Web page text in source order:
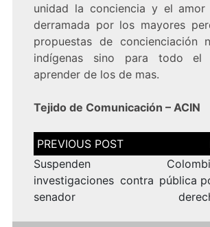
unidad la conciencia y el
derramada por los mayores
propuestas de concienciación
indígenas sino para todo el
aprender de los de mas.
Tejido de Comunicación – ACIN
Navegación
de
entradas
Suspenden
investigaciones contra
senador
pública